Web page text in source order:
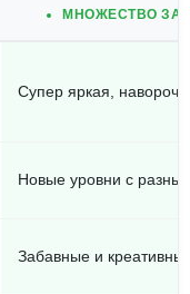
МНОЖЕСТВО
Супер яркая,
Новые уровни с
Забавные и